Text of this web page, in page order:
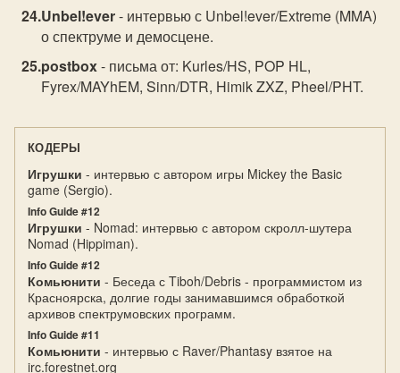
Unbel!ever- интервью с Unbel!ever/Extreme (MMA)
о спектруме и демосцене.
postbox- письма от: Kurles/HS, POP HL,
Fyrex/MAYhEM, Sinn/DTR, Himik ZXZ, Pheel/PHT.
КОДЕРЫ
Игрушки - интервью с автором игры Mickey the Basic
game (Sergio).
Info Guide #12
Игрушки - Nomad: интервью с автором скролл-шутера
Nomad (Hippiman).
Info Guide #12
Комьюнити - Беседа с Tiboh/Debris - программистом из
Красноярска, долгие годы занимавшимся обработкой
архивов спектрумовских программ.
Info Guide #11
Комьюнити - интервью с Raver/Phantasy взятое на
irc.forestnet.org